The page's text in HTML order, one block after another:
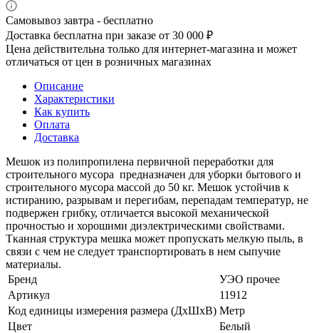
Самовывоз завтра - бесплатно
Доставка бесплатна при заказе от 30 000 ₽
Цена действительна только для интернет-магазина и может
отличаться от цен в розничных магазинах
Описание
Характеристики
Как купить
Оплата
Доставка
Мешок из полипропилена первичной переработки для
строительного мусора предназначен для уборки бытового и
строительного мусора массой до 50 кг. Мешок устойчив к
истиранию, разрывам и перегибам, перепадам температур, не
подвержен грибку, отличается высокой механической
прочностью и хорошими диэлектрическими свойствами.
Тканная структура мешка может пропускать мелкую пыль, в
связи с чем не следует транспортировать в нем сыпучие
материалы.
Бренд
УЭО прочее
Артикул
11912
Код единицы измерения размера (ДхШхВ) Метр
Цвет
Белый